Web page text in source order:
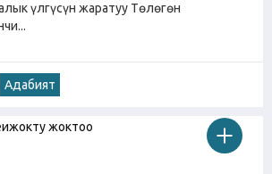
үлгүсүн жаратуу Төлөгөн
Адабият